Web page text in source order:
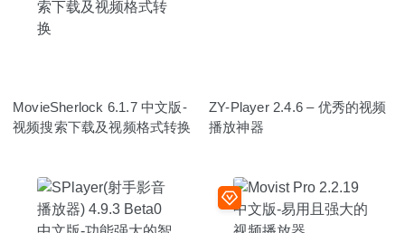
MovieSherlock 6.1.7 中文版-
视频搜索下载及视频格式转换
ZY-Player 2.4.6 – 优秀的视频
播放神器